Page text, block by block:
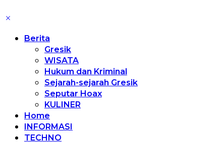
Berita
Gresik
WISATA
Hukum dan Kriminal
Sejarah-sejarah Gresik
Seputar Hoax
KULINER
Home
INFORMASI
TECHNO